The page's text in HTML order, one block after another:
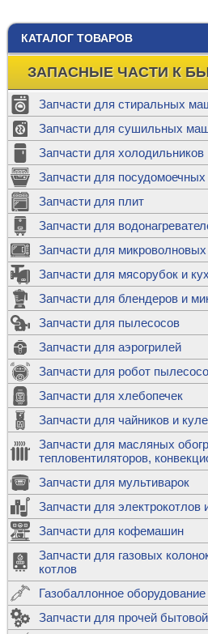
КАТАЛОГ ТОВАРОВ
ЗАПАСНЫЕ ЧАСТИ К
Запчасти для стиральных
Запчасти для сушильных
Запчасти для холодильников
Запчасти для
Запчасти для плит
Запчасти для
Запчасти для микроволновых
Запчасти для мясорубок и
Запчасти для блендеров и
Запчасти для пылесосов
Запчасти для аэрогрилей
Запчасти для робот
Запчасти для хлебопечек
Запчасти для чайников и
Запчасти для масляных
тепловентиляторов,
Запчасти для мультиварок
Запчасти для электрокотлов
Запчасти для кофемашин
Запчасти для газовых
котлов
Газобаллонное оборудование
Запчасти для прочей